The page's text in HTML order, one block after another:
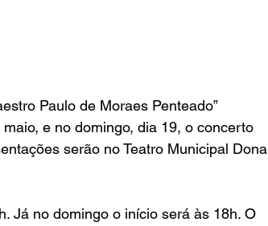
Paulo de Moraes Penteado”
e no domingo, dia 19, o concerto
serão no Teatro Municipal Dona
Já no domingo o início será às 18h. O